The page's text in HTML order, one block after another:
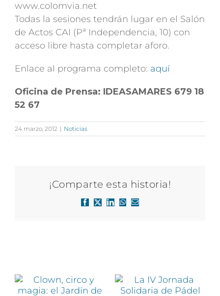
www.colomvia.net
Todas la sesiones tendrán lugar en el Salón
de Actos CAI (Pª Independencia, 10) con
acceso libre hasta completar aforo.
Enlace al programa completo: aquí
Oficina de Prensa: IDEASAMARES 679 18
52 67
24 marzo, 2012 | Noticias
¡Comparte esta historia!
Facebook
X LinkedInWhatsApp
Correo